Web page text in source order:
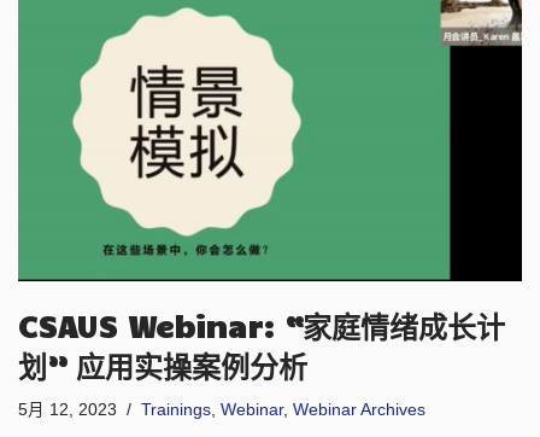
CSAUS Webinar: “家庭情绪成长计
划” 应用实操案例分析
5月 12, 2023 Trainings Webinar, Webinar Archives